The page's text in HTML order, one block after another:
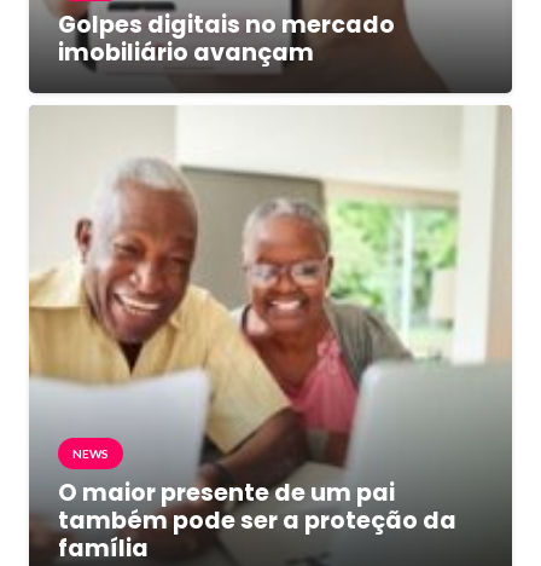
Golpes digitais no mercado
imobiliário avançam
NEWS
O maior presente de um pai
também pode ser a proteção da
família